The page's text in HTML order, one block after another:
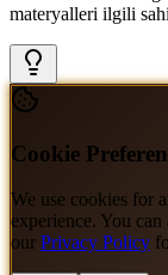
materyalleri ilgili
Cookie
We use cookies for
experience. You
our Privacy Policy